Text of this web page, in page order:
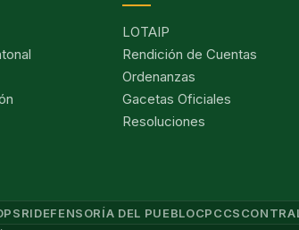
LOTAIP
Rendición de Cuentas
Ordenanzas
Gacetas Oficiales
Resoluciones
SRIDEFENSORÍA DEL PUEBLOCPCCS